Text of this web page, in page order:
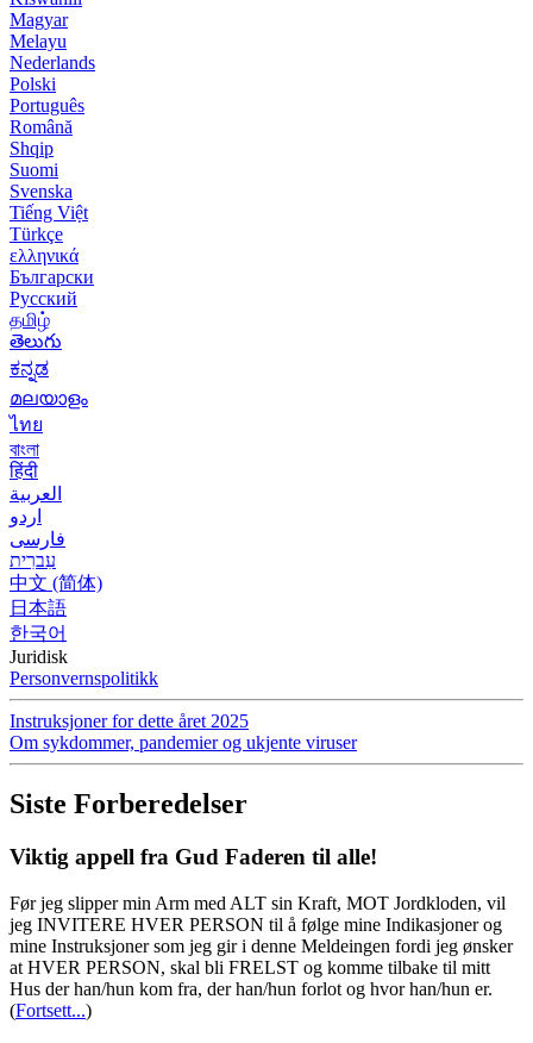
Magyar
Melayu
Nederlands
Polski
Português
Română
Shqip
Suomi
Svenska
Tiếng Việt
Türkçe
ελληνικά
Български
Русский
தமிழ்
తెలుగు
ಕನ್ನಡ
മലയാളം
ไทย
বাংলা
हिंदी
العربية
اردو
فارسی
עִברִית
中文 (简体)
日本語
한국어
Juridisk
Personvernspolitikk
Instruksjoner for dette året 2025
Om sykdommer, pandemier og ukjente viruser
Siste Forberedelser
Viktig appell fra Gud Faderen til alle!
Før jeg slipper min Arm med ALT sin Kraft, MOT Jordkloden, vil
jeg INVITERE HVER PERSON til å følge mine Indikasjoner og
mine Instruksjoner som jeg gir i denne Meldeingen fordi jeg ønsker
at HVER PERSON, skal bli FRELST og komme tilbake til mitt
Hus der han/hun kom fra, der han/hun forlot og hvor han/hun er.
(Fortsett...)